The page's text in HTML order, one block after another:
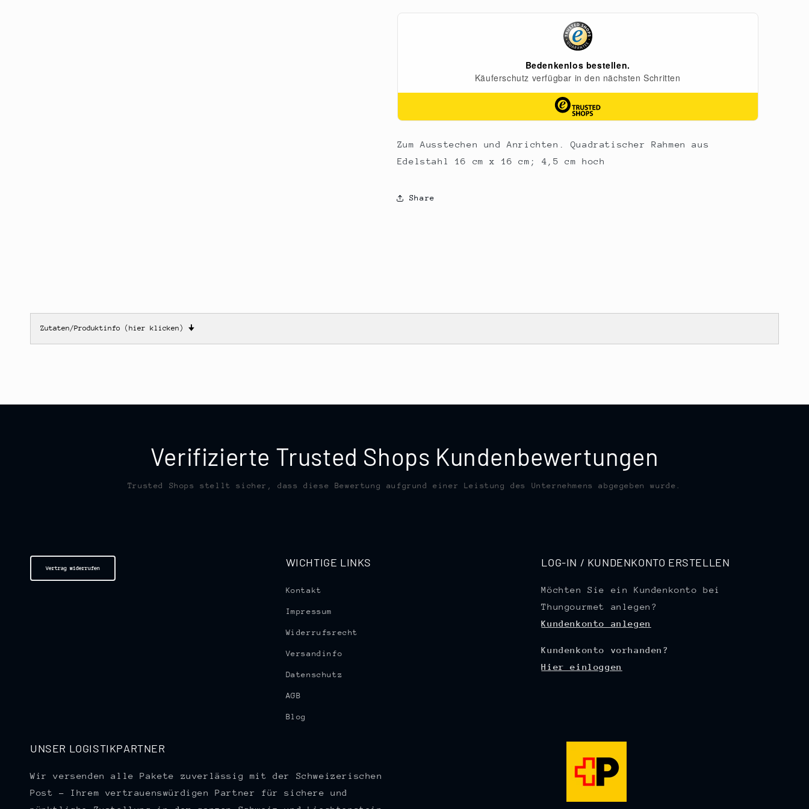
St
Zum Ausstechen und Anrichten. Quadratischer Rahmen aus
Edelstahl 16 cm x 16 cm; 4,5 cm hoch
Share
Zutaten/Produktinfo (hier klicken) 🠋
Verifizierte Trusted Shops Kundenbewertungen
Trusted Shops stellt sicher, dass diese Bewertung aufgrund einer Leistung des Unternehmens abgegeben wurde.
Vertrag widerrufen WICHTIGE LINKS
Kontakt
Impressum
Widerrufsrecht
Versandinfo
Datenschutz
AGB
Blog
LOG-IN / KUNDENKONTO ERSTELLEN
Möchten Sie ein Kundenkonto bei
Thungourmet anlegen?
Kundenkonto anlegen
Kundenkonto vorhanden?
Hier einloggen
UNSER LOGISTIKPARTNER
Wir versenden alle Pakete zuverlässig mit der Schweizerischen
Post – Ihrem vertrauenswürdigen Partner für sichere und